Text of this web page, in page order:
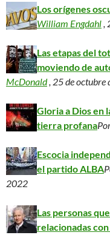
Los orígenes
William Engdahl,
Las etapas del
moviendo de
McDonald, 25 de octubre
Gloria a Dios en
tierra profana
Escocia
el partido ALBA
2022
Las personas
relacionadas